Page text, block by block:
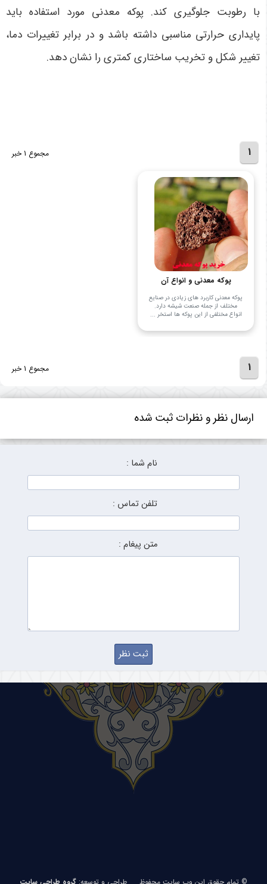
با رطوبت جلوگیری کند. پوکه معدنی مورد استفاده باید
پایداری حرارتی مناسبی داشته باشد و در برابر تغییرات دما،
تغییر شکل و تخریب ساختاری کمتری را نشان دهد.
1 مجموع 1 خبر
پوکه معدنی و انواع آن
پوکه معدنی کاربرد های زیادی در صنایع
مختلف از جمله صنعت شیشه دارد.
انواع مختلفی از این پوکه ها استخر ...
1 مجموع 1 خبر
ارسال نظر و نظرات ثبت شده
نام شما :
تلفن تماس :
متن پیغام :
© تمام حقوق این وب سایت محفوظ طراحی و توسعه: گروه طراحی سایت